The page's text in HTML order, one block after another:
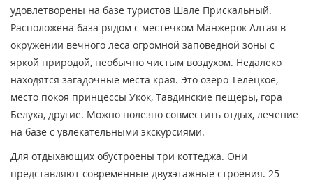
удовлетворены на базе туристов Шале Прискальный.
Расположена база рядом с местечком Манжерок Алтая в
окружении вечного леса огромной заповедной зоны с
яркой природой, необычно чистым воздухом. Недалеко
находятся загадочные места края. Это озеро Телецкое,
место покоя принцессы Укок, Тавдинские пещеры, гора
Белуха, другие. Можно полезно совместить отдых, лечение
на базе с увлекательными экскурсиями.
Для отдыхающих обустроены три коттеджа. Они
представляют современные двухэтажные строения. 25